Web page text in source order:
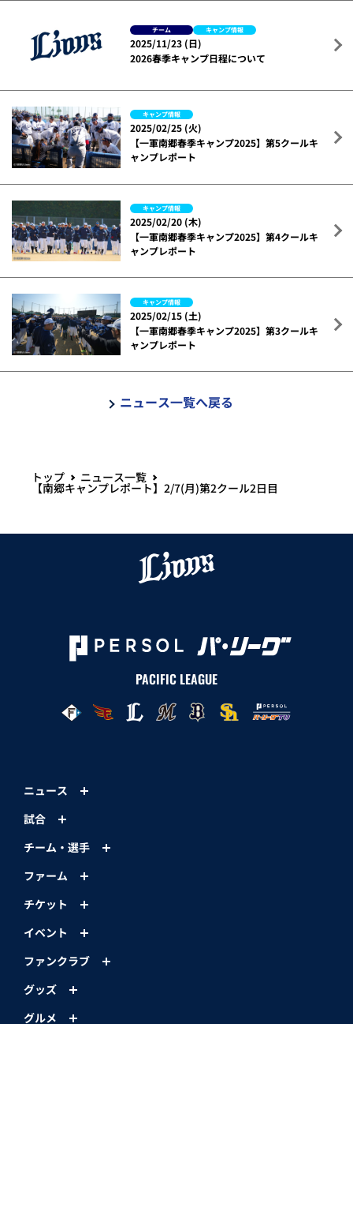
チーム キャンプ情報
2025/11/23 (日)
2026春季キャンプ日程について
キャンプ情報
2025/02/25 (火)
【一軍南郷春季キャンプ2025】第5クールキ
ャンプレポート
キャンプ情報
2025/02/20 (木)
【一軍南郷春季キャンプ2025】第4クールキ
ャンプレポート
キャンプ情報
2025/02/15 (土)
【一軍南郷春季キャンプ2025】第3クールキ
ャンプレポート
ニュース一覧へ戻る
トップ ニュース一覧
【南郷キャンプレポート】2/7(月)第2クール2日目
PACIFIC LEAGUE
ニュース
試合
チーム・選手
ファーム
チケット
イベント
ファンクラブ
グッズ
グルメ